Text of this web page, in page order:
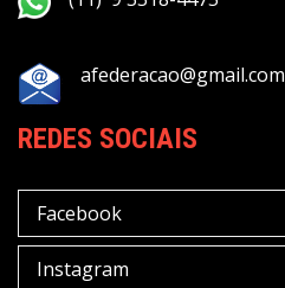
afederacao@gmail.com
REDES SOCIAIS
Facebook
Instagram